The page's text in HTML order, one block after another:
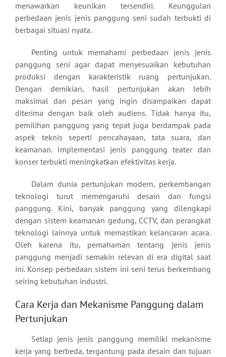
menawarkan keunikan tersendiri. Keunggulan
perbedaan jenis jenis panggung seni sudah terbukti di
berbagai situasi nyata.
Penting untuk memahami perbedaan jenis jenis
panggung seni agar dapat menyesuaikan kebutuhan
produksi dengan karakteristik ruang pertunjukan.
Dengan demikian, hasil pertunjukan akan lebih
maksimal dan pesan yang ingin disampaikan dapat
diterima dengan baik oleh audiens. Tidak hanya itu,
pemilihan panggung yang tepat juga berdampak pada
aspek teknis seperti pencahayaan, tata suara, dan
keamanan. Implementasi jenis panggung teater dan
konser terbukti meningkatkan efektivitas kerja.
Dalam dunia pertunjukan modern, perkembangan
teknologi turut memengaruhi desain dan fungsi
panggung. Kini, banyak panggung yang dilengkapi
dengan sistem keamanan gedung, CCTV, dan perangkat
teknologi lainnya untuk memastikan kelancaran acara.
Oleh karena itu, pemahaman tentang jenis jenis
panggung menjadi semakin relevan di era digital saat
ini. Konsep perbedaan sistem ini seni terus berkembang
seiring kebutuhan industri.
Cara Kerja dan Mekanisme Panggung dalam
Pertunjukan
Setiap jenis jenis panggung memiliki mekanisme
kerja yang berbeda, tergantung pada desain dan tujuan